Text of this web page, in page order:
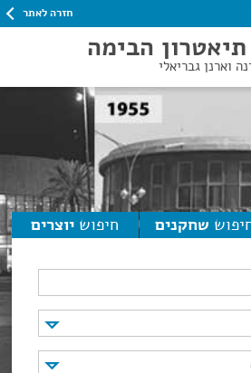
חזרה לאתר
תיאטרון הבימה
וארנן גבריאלי
שחקנים חיפוש יוצרים